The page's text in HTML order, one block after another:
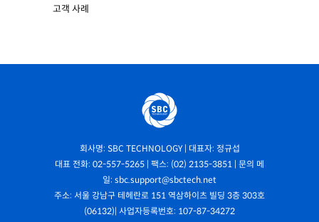
고객 사례
회사명: SBC TECHNOLOGY | 대표자: 정규섭
대표 전화: 02-557-5265 | 팩스: (02) 2135-3851 | 문의 메
일: sbc.support@sbctech.net
주소: 서울 강남구 테헤란로 151 역삼하이츠 빌딩 3층 303호
(06132)| 사업자등록번호: 107-87-34272